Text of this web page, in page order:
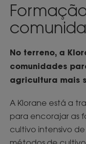
No terreno, a
comunidades
agricultura mais
A Klorane está a
para encorajar as
cultivo intensivo